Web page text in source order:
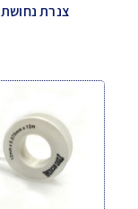
צנרת נחושת